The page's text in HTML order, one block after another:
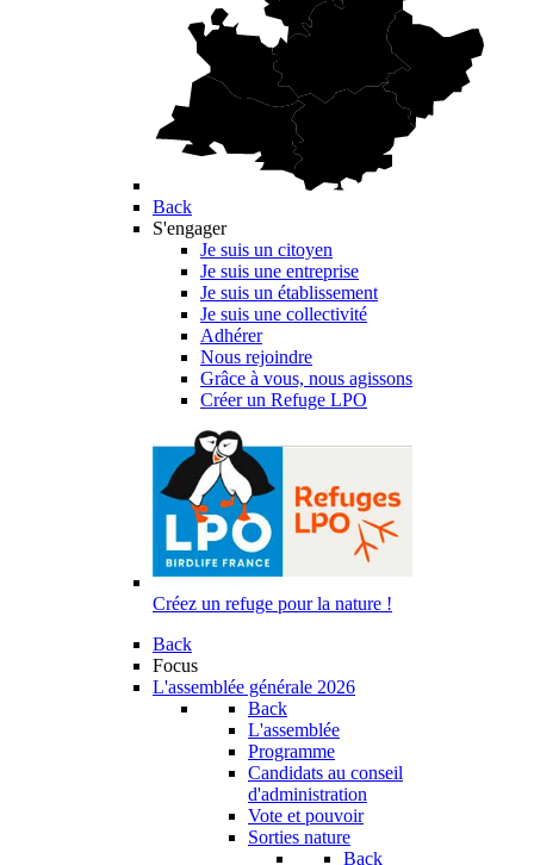
Back
S'engager
Je suis un citoyen
Je suis une entreprise
Je suis un établissement
Je suis une collectivité
Adhérer
Nous rejoindre
Grâce à vous, nous agissons
Créer un Refuge LPO
Créez un refuge pour la nature !
Back
Focus
L'assemblée générale 2026
Back
L'assemblée
Programme
Candidats au conseil
d'administration
Vote et pouvoir
Sorties nature
Back